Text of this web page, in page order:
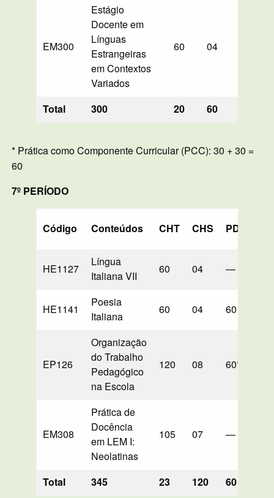
EM300
Estágio
Docente em
Línguas
Estrangeiras
em Contextos
Variados
60 04
Total 300 20 60
* Prática como Componente Curricular (PCC): 30 + 30 =
60
7º PERÍODO
Código Conteúdos CHT CHS PD
HE1127
Língua
Italiana VII
60 04 —
HE1141
Poesia
Italiana
60 04 60
EP126
Organização
do Trabalho
Pedagógico
na Escola
120 08 60*
EM308
Prática de
Docência
em LEM I:
Neolatinas
105 07 —
Total 345 23 120 60